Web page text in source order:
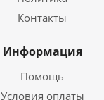
Контакты
Информация
Помощь
Условия оплаты